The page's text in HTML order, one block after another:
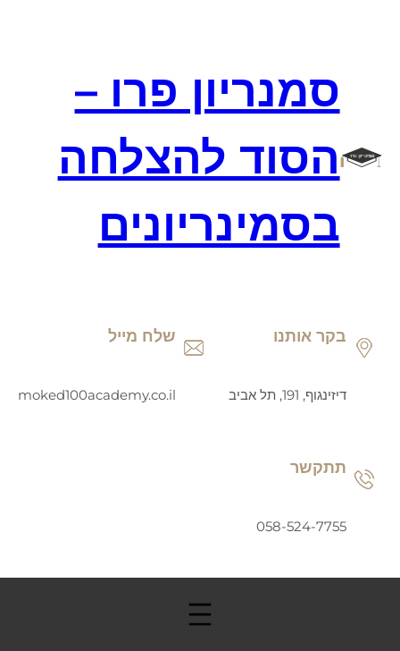
סמנריון פרו –
הסוד להצלחה
בסמינריונים
בקר אותנו
דיזינגוף, 191, תל אביב
שלח מייל
moked100academy.co.il
תתקשר
058-524-7755